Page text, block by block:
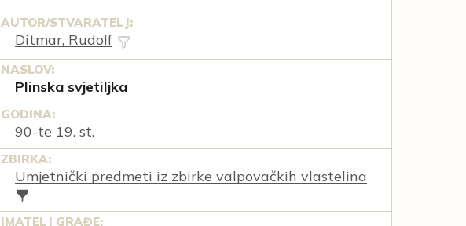
AUTOR/STVARATELJ:
Ditmar, Rudolf
NASLOV:
Plinska svjetiljka
GODINA:
90-te 19. st.
ZBIRKA:
Umjetnički predmeti iz zbirke valpovačkih vlastelina
IMATELJ GRAĐE: